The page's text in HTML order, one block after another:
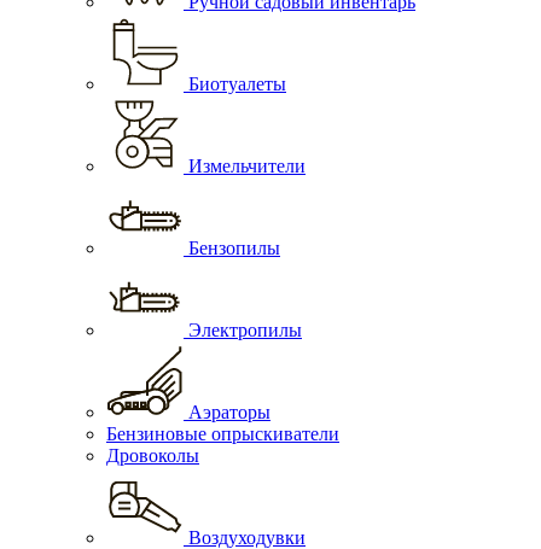
Биотуалеты
Измельчители
Бензопилы
Электропилы
Аэраторы
Бензиновые опрыскиватели
Дровоколы
Воздуходувки